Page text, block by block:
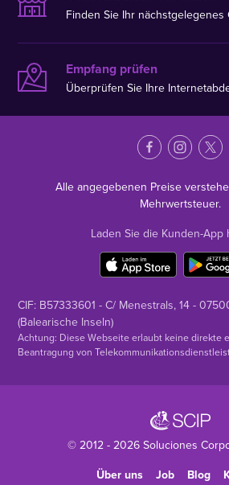
Finden Sie Ihr nächstgelegenes
Empfang prüfen
Überprüfen Sie Ihre
Alle angegebenen Preise
Mehrwertsteuer.
Laden Sie die Kunden-App
CIF: B57333601 - C/ Menestrals, 14 -
(Balearische Inseln)
Achtung: Diese Webseite erlaubt keine direkte
Beantragung von
© 2012 - 2026 Soluciones
Über uns Job Blog